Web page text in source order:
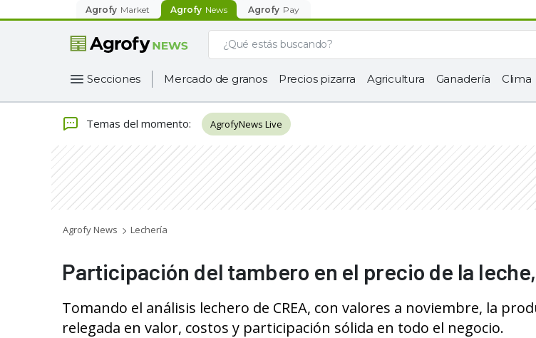
Agrofy Market Agrofy News Agrofy Pay
Secciones Mercado de granos Precios pizarra Agricultura Ganadería Clima
Temas del momento: AgrofyNews Live
Agrofy News Lechería
Participación del tambero en el precio de la
Tomando el análisis lechero de CREA, con valores a noviembre, la
relegada en valor, costos y participación sólida en todo el negocio.